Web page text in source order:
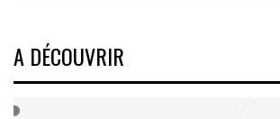
A DÉCOUVRIR